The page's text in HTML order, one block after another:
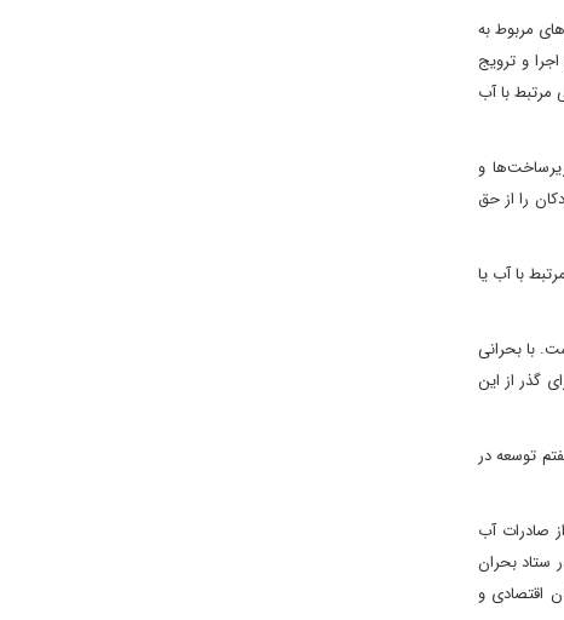
چالش‌های مربوط به
و ترویج
با آب
و
را از حق
کودک بر اثر بیماری‌های مرتبط با آب یا
با بحرانی
گذر از این
توسعه در
صادرات آب
ستاد بحران
اقتصادی و